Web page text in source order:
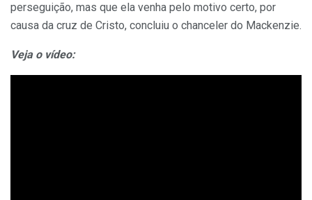
perseguição, mas que ela venha pelo motivo certo, por
causa da cruz de Cristo, concluiu o chanceler do Mackenzie.
Veja o vídeo: